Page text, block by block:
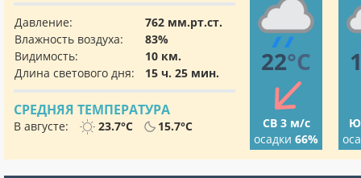
Давление:
762 мм.рт.ст.
Влажность воздуха:
83%
Видимость:
10 км.
Длина светового дня:
15 ч. 25 мин.
СРЕДНЯЯ ТЕМПЕРАТУРА
В августе: 23.7°C 15.7°C
22°C
СВ 3 м/с
осадки 66%